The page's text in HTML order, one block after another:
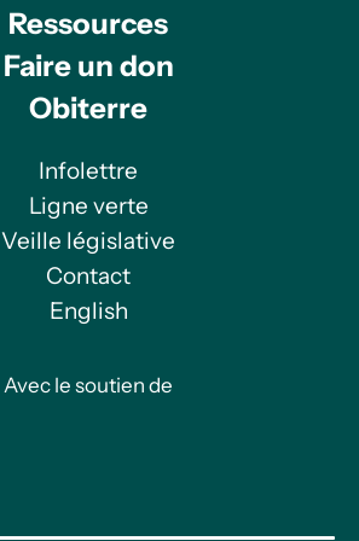
Ressources
Faire un don
Obiterre
Infolettre
Ligne verte
Veille législative
Contact
English
Avec le soutien de